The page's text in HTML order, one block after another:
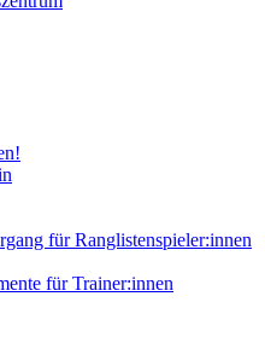
für Ranglistenspieler:innen
für Trainer:innen